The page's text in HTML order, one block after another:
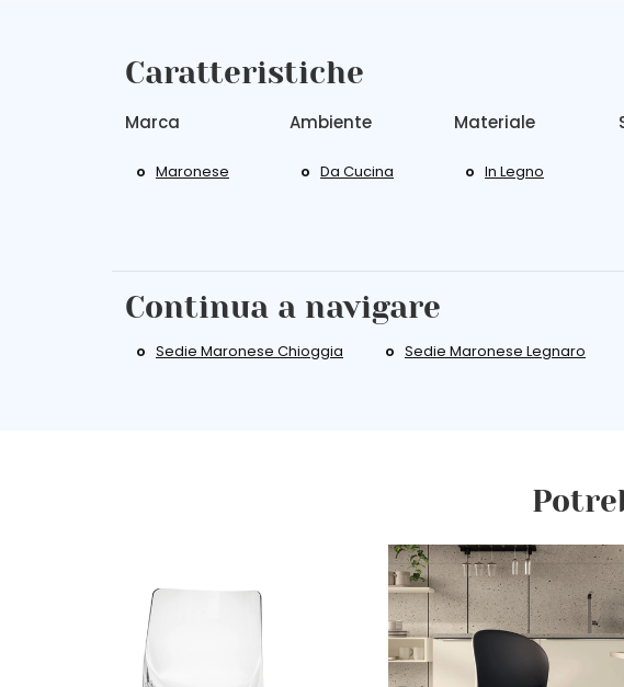
Caratteristiche
Marca
Maronese
Ambiente
Da Cucina
Materiale
In Legno
Continua a navigare
Sedie Maronese Chioggia Sedie Maronese Legnaro